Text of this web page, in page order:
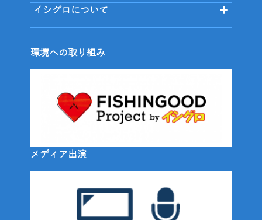
イシグロについて
環境への取り組み
メディア出演